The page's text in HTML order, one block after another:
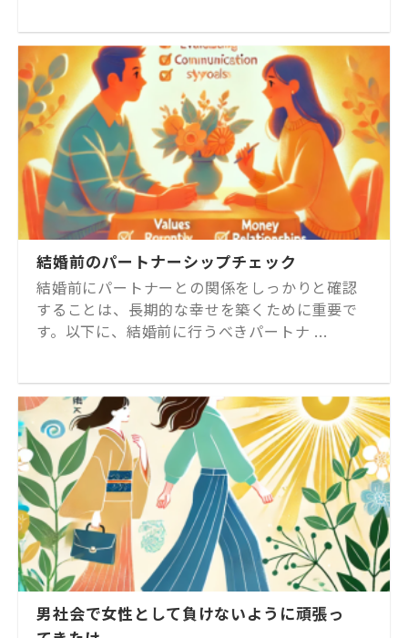
結婚前のパートナーシップチェック
結婚前にパートナーとの関係をしっかりと確認
することは、長期的な幸せを築くために重要で
す。以下に、結婚前に行うべきパートナ ...
男社会で女性として負けないように頑張っ